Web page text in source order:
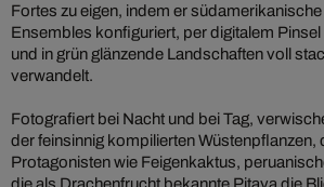
Fortes zu eigen, indem er
Ensembles konfiguriert, per digitalem
und in grün glänzende Landschaften voll
verwandelt.
Fotografiert bei Nacht und bei Tag,
der feinsinnig kompilierten Wüstenpflanzen,
Protagonisten wie Feigenkaktus,